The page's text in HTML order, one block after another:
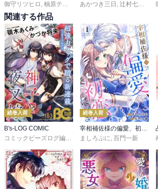
御守リツヒロ , 柚原テイル
あかつき三日 , 辻村七子 雪
関連する作品
続巻入荷
B's-LOG COMIC
続巻入荷
ましろぷに 百門一新